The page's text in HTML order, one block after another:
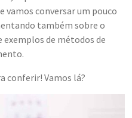
vamos conversar um pouco
também sobre o
exemplos de métodos de
conferir! Vamos lá?